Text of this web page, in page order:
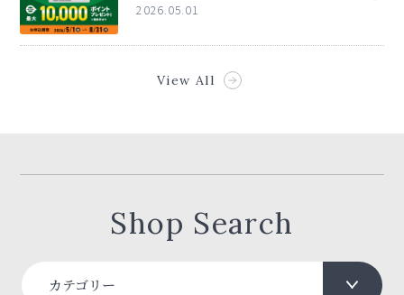
2026.05.01
View All
Shop Search
カテゴリー